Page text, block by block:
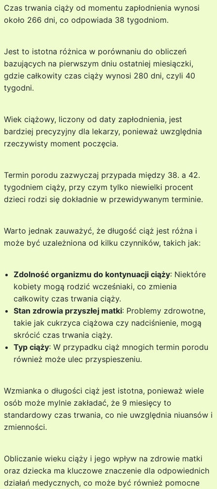
Czas trwania ciąży od momentu zapłodnienia wynosi
około 266 dni, co odpowiada 38 tygodniom.
Jest to istotna różnica w porównaniu do obliczeń
bazujących na pierwszym dniu ostatniej miesiączki,
gdzie całkowity czas ciąży wynosi 280 dni, czyli 40
tygodni.
Wiek ciążowy, liczony od daty zapłodnienia, jest
bardziej precyzyjny dla lekarzy, ponieważ uwzględnia
rzeczywisty moment poczęcia.
Termin porodu zazwyczaj przypada między 38. a 42.
tygodniem ciąży, przy czym tylko niewielki procent
dzieci rodzi się dokładnie w przewidywanym terminie.
Warto jednak zauważyć, że długość ciąż jest różna i
może być uzależniona od kilku czynników, takich jak:
Zdolność organizmu do kontynuacji ciąży: Niektóre
kobiety mogą rodzić wcześniaki, co zmienia
całkowity czas trwania ciąży.
Stan zdrowia przyszłej matki: Problemy zdrowotne,
takie jak cukrzyca ciążowa czy nadciśnienie, mogą
skrócić czas trwania ciąży.
Typ ciąży: W przypadku ciąż mnogich termin porodu
również może ulec przyspieszeniu.
Wzmianka o długości ciąż jest istotna, ponieważ wiele
osób może mylnie zakładać, że 9 miesięcy to
standardowy czas trwania, co nie uwzględnia niuansów i
zmienności.
Obliczanie wieku ciąży i jego wpływ na zdrowie matki
oraz dziecka ma kluczowe znaczenie dla odpowiednich
działań medycznych, co może być również pomocne